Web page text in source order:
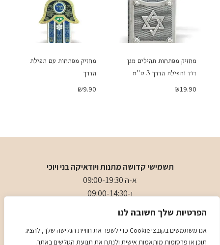
הפרטיות שלך חשובה לנו
אנו משתמשים בקובצי Cookie כדי לשפר את חוויית הגלישה שלך, להציג
תוכן או פרסומות מותאמות אישית ולנתח את תנועת הגולשים באתר.
מחזיק מפתחות תהילים מגן
דוד ותפילת הדרך 3 ס"מ
₪19.90
מחזיק מפתחות עם תפילת
הדרך
₪9.90
תשמישי קדושה מתנות ויודאיקה בני ויוכי
א-ה 09:00-19:30
ו-09:00-14:30
- 0509501282
: כיכר המייסדים 4 ראשון לציון (ליד הבית כנסת הגדול)